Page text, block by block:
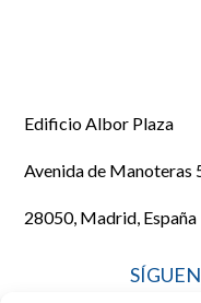
Edificio Albor Plaza
Avenida de Manoteras
28050, Madrid, España